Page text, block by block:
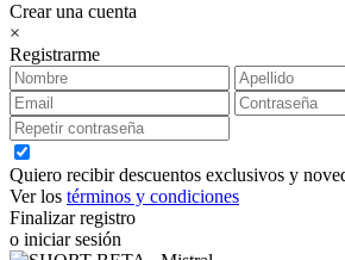
Crear una cuenta
×
Registrarme
Quiero recibir descuentos exclusivos y
Ver los términos y condiciones
Finalizar registro
o iniciar sesión